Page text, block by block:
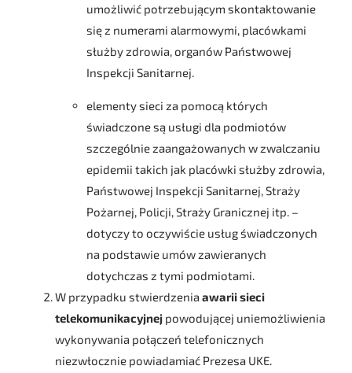
umożliwić potrzebującym skontaktowanie
się z numerami alarmowymi, placówkami
służby zdrowia, organów Państwowej
Inspekcji Sanitarnej.
elementy sieci za pomocą których
świadczone są usługi dla podmiotów
szczególnie zaangażowanych w zwalczaniu
epidemii takich jak placówki służby zdrowia,
Państwowej Inspekcji Sanitarnej, Straży
Pożarnej, Policji, Straży Granicznej itp. –
dotyczy to oczywiście usług świadczonych
na podstawie umów zawieranych
dotychczas z tymi podmiotami.
W przypadku stwierdzeniaawarii sieci
telekomunikacyjnej powodującej uniemożliwienia
wykonywania połączeń telefonicznych
niezwłocznie powiadamiać Prezesa UKE.